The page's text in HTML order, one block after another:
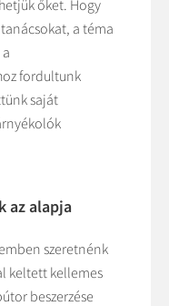
őket. Hogy
a téma
fordultunk
saját
az alapja
szeretnénk
keltett kellemes
beszerzése